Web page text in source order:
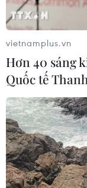
vietnamplus.vn
Hơn 40 sáng
Quốc tế